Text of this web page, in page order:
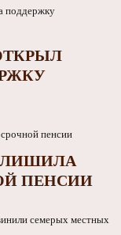
ЛИШИЛА
ПЕНСИИ